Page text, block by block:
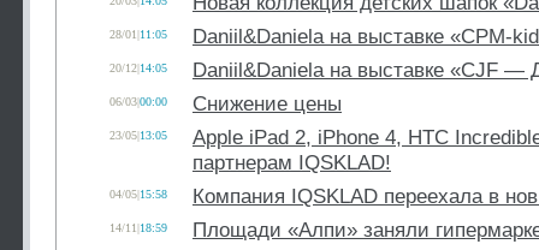
28/01|11:05 Daniil&Daniela на выставке «CPM-
20/12|14:05 Daniil&Daniela на выставке «СJF —
06/03|00:00 Снижение цены
23/05|13:05
Apple iPad 2, iPhone 4, HTC
партнерам IQSKLAD!
04/05|15:58 Компания IQSKLAD переехала в
14/11|18:59 Площади «Алпи» заняли